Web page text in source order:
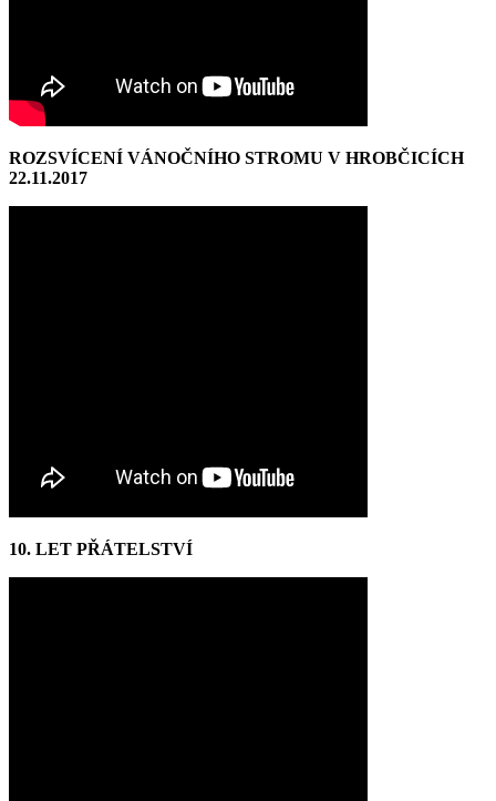
ROZSVÍCENÍ VÁNOČNÍHO STROMU V HROBČICÍCH
22.11.2017
10. LET PŘÁTELSTVÍ